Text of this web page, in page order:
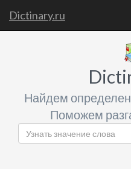
Dictinary.ru
Найдем
Поможем